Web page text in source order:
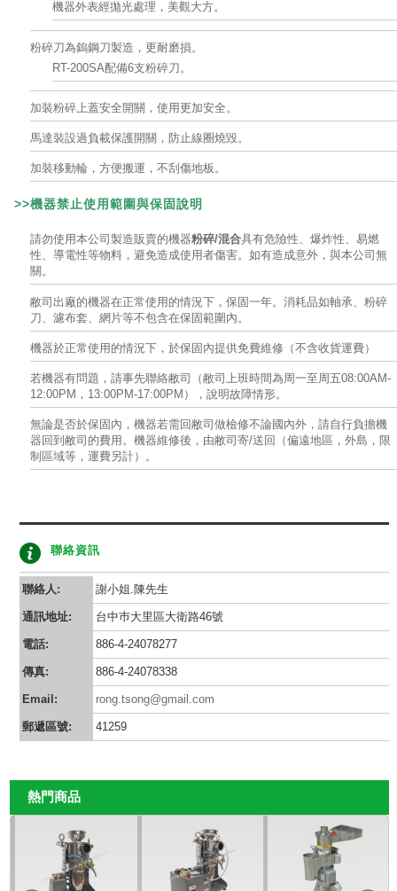
機器外表經拋光處理，美觀大方。
粉碎刀為鎢鋼刀製造，更耐磨損。
RT-200SA配備6支粉碎刀。
加裝粉碎上蓋安全開關，使用更加安全。
馬達裝設過負載保護開關，防止線圈燒毀。
加裝移動輪，方便搬運，不刮傷地板。
>>機器禁止使用範圍與保固說明
請勿使用本公司製造販賣的機器粉碎/混合具有危險性、爆炸性、易燃
性、導電性等物料，避免造成使用者傷害。如有造成意外，與本公司無
關。
敝司出廠的機器在正常使用的情況下，保固一年。消耗品如軸承、粉碎
刀、濾布套、網片等不包含在保固範圍內。
機器於正常使用的情況下，於保固內提供免費維修（不含收貨運費）
若機器有問題，請事先聯絡敝司（敝司上班時間為周一至周五08:00AM-
12:00PM，13:00PM-17:00PM），說明故障情形。
無論是否於保固內，機器若需回敝司做檢修不論國內外，請自行負擔機
器回到敝司的費用。機器維修後，由敝司寄/送回（偏遠地區，外島，限
制區域等，運費另計）。
聯絡資訊
聯絡人: 謝小姐.陳先生
通訊地址: 台中巿大里區大衛路46號
電話: 886-4-24078277
傳真: 886-4-24078338
Email: rong.tsong@gmail.com
郵遞區號: 41259
熱門商品